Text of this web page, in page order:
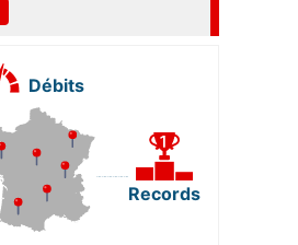
Débits
Records